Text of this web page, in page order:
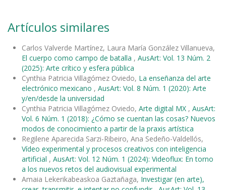
Artículos similares
Carlos Valverde Martínez, Laura María González Villanueva,
El cuerpo como campo de batalla , AusArt: Vol. 13 Núm. 2
(2025): Arte crítico y esfera pública
Cynthia Patricia Villagómez Oviedo, La enseñanza del arte
electrónico mexicano , AusArt: Vol. 8 Núm. 1 (2020): Arte
y/en/desde la universidad
Cynthia Patricia Villagómez Oviedo, Arte digital MX , AusArt:
Vol. 6 Núm. 1 (2018): ¿Cómo se cuentan las cosas? Nuevos
modos de conocimiento a partir de la praxis artística
Regilene Aparecida Sarzi-Ribeiro, Ana Sedeño-Valdellós,
Vídeo experimental y procesos creativos con inteligencia
artificial , AusArt: Vol. 12 Núm. 1 (2024): Videoflux: En torno
a los nuevos retos del audiovisual experimental
Amaia Lekerikabeaskoa Gaztañaga, Investigar (en arte),